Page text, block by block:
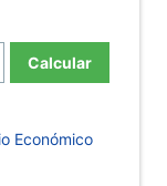
Calcular
Económico